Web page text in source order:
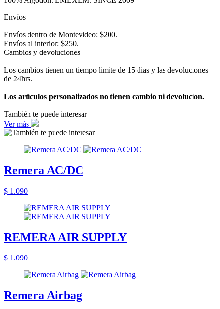
Envíos
+
Envíos dentro de Montevideo: $200.
Envíos al interior: $250.
Cambios y devoluciones
+
Los cambios tienen un tiempo limite de 15 dias y las devoluciones
de 24hrs.
Los artículos personalizados no tienen cambio ni devolucion.
También te puede interesar
Ver más
Remera AC/DC
$ 1.090
REMERA AIR SUPPLY
$ 1.090
Remera Airbag